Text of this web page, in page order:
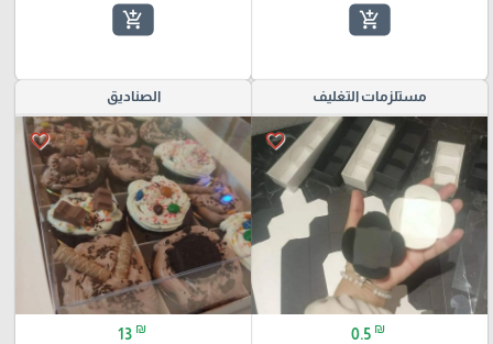
add_shopping_cart
add_shopping_cart
مستلزمات التغليف
favorite_border
0.5 ₪
الصناديق
favorite_border
13 ₪